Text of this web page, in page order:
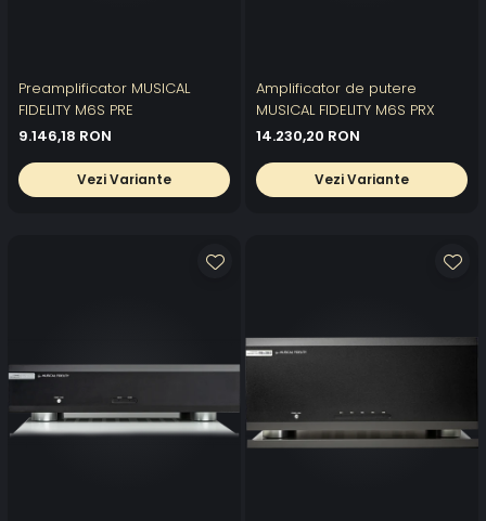
Preamplificator MUSICAL
FIDELITY M6S PRE
9.146,18 RON
Vezi Variante
Amplificator de putere
MUSICAL FIDELITY M6S PRX
14.230,20 RON
Vezi Variante